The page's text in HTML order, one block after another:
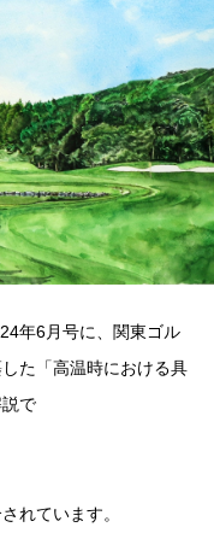
年6月号に、関東ゴル
た「高温時における具
で
れています。